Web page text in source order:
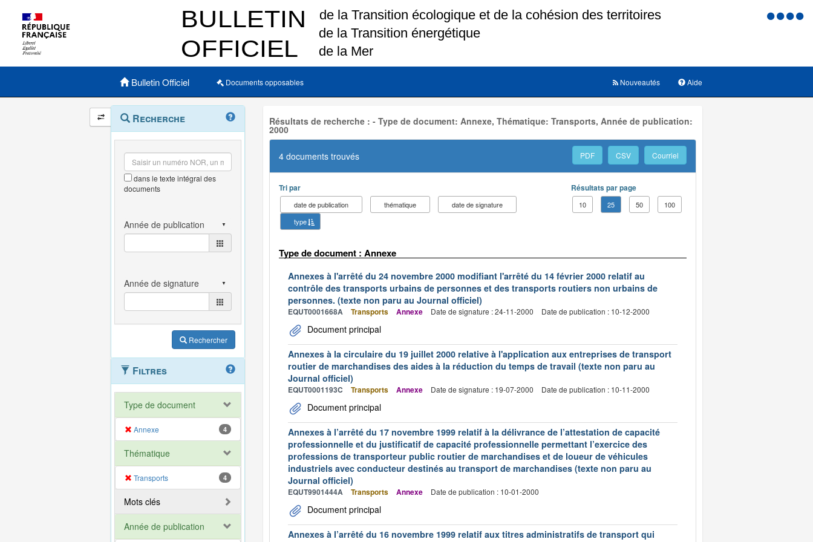
Menu
Menu principal
Bulletin Officiel Documents opposables Aide
Nouveautés
Navigation
et
outils
annexes
Menu
contextuel
Recherche
dans le texte intégral des
documents
Rechercher
Filtres
Type de document
Annexe 4
Thématique
Transports 4
Mots clés
Année de publication
Résultats de recherche : - Type de document: Annexe, Thématique: Transports, Année de publication:
2000
4 documents trouvés PDF CSV Courriel
Tri par
date de publication thématique
date de signature
type
Résultats par page
10 25 50 100
Type de document : Annexe
Annexes à l'arrêté du 24 novembre 2000 modifiant l'arrêté du 14 février 2000 relatif au
contrôle des transports urbains de personnes et des transports routiers non urbains de
personnes. (texte non paru au Journal officiel)
EQUT0001668A Transports Annexe Date de signature : 24-11-2000 Date de publication : 10-12-2000
Document principal
Annexes à la circulaire du 19 juillet 2000 relative à l'application aux entreprises de transport
routier de marchandises des aides à la réduction du temps de travail (texte non paru au
Journal officiel)
EQUT0001193C Transports Annexe Date de signature : 19-07-2000 Date de publication : 10-11-2000
Document principal
Annexes à l’arrêté du 17 novembre 1999 relatif à la délivrance de l’attestation de capacité
professionnelle et du justificatif de capacité professionnelle permettant l’exercice des
professions de transporteur public routier de marchandises et de loueur de véhicules
industriels avec conducteur destinés au transport de marchandises (texte non paru au
Journal officiel)
EQUT9901444A Transports Annexe Date de publication : 10-01-2000
Document principal
Annexes à l’arrêté du 16 novembre 1999 relatif aux titres administratifs de transport qui